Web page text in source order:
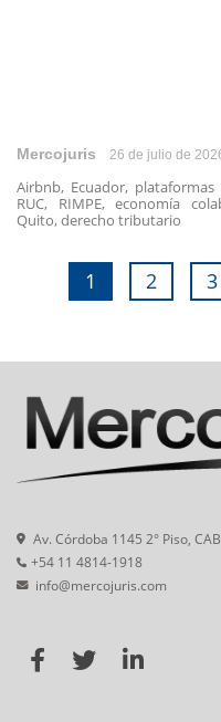
Mercojuris 26 de julio de
Airbnb, Ecuador,
RUC, RIMPE, economía
Quito, derecho tributario
1 2 3
Av. Córdoba 1145 2° Piso,
+54 11 4814-1918
info@mercojuris.com